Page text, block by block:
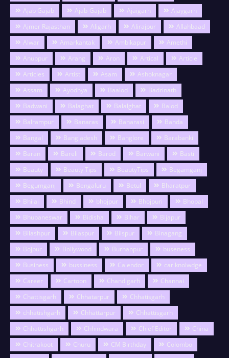
Ajab Gajab Ajab-Gajab Ajaigarh
Ajaygarh
Ajmer Rajasthan
Aligarh Alirajpur
Allahbaad
Alwar
Amarkantak Ambikapur
Amethi
Anuppur
Arang Aron Artical
Article
Articles
Artist Asam
Ashoknagar
Assam
Ayodhya Baalod
Badrinath
Badwani
Balaghat Balalghat
Balod
Balrampur
Banaras Banarasi
Banda
Bangal
Bangladesh Banglore
Barabanki
Baran
Bareli Barod Barwani
Basti
Beauty
Beauty Tips BeautyTips
Begamganj
Begumganj
Bengaluru Betul
Bharatpur
Bhilai
Bhind bhojpur Bhojpuri
Bhopal
Bhubaneswar
Bidisha Bihar
Bijapur
Bilashpur
Bilaspur Bilspur
Binagang
Bojpur
Bollywood Burhanpur
buseness
Business
bussiness Calendor
car knolwdge
Career
Cartoon Chandigarh
Channai
Chattisgarh
Chhatarpur
Chhatisgarh
chhatishgarh
Chhattarpur
Chhattisgarh
Chhattishgarh
Chhindwara Chief Editor
China
Chitrakoot
Churu CM Birthday
Colombo